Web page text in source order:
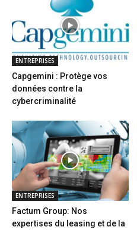
ENTREPRISES
Capgemini : Protège vos
données contre la
cybercriminalité
ENTREPRISES
Factum Group: Nos
expertises du leasing et de la